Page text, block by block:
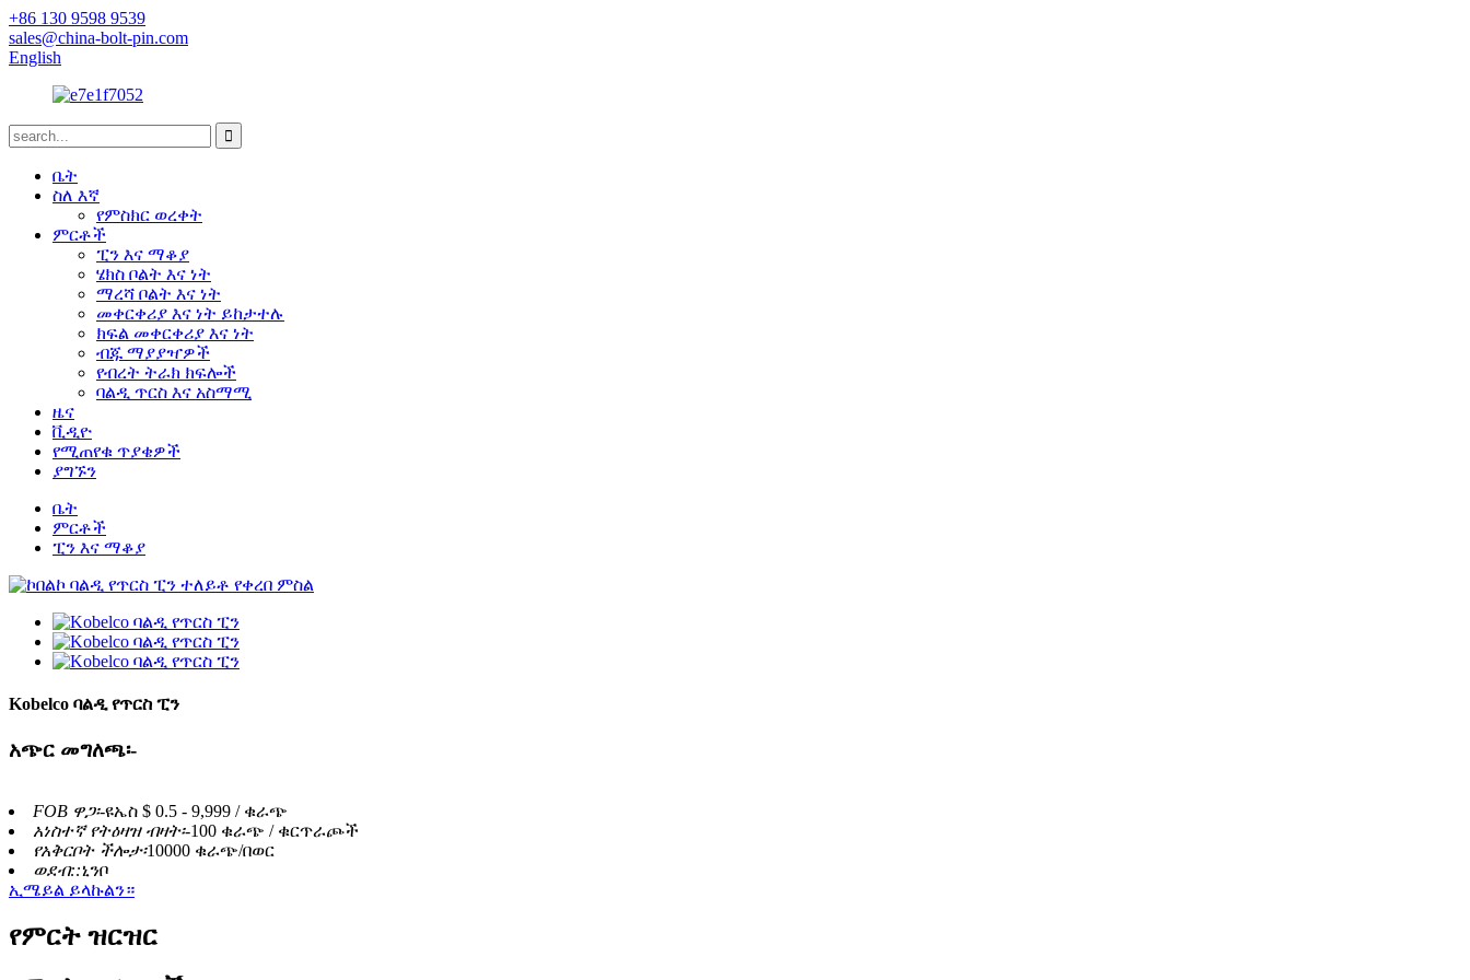
+86 130 9598 9539
sales@china-bolt-pin.com
English
ቤት
ስለ እኛ
የምስክር ወረቀት
ምርቶች
ፒን እና ማቆያ
ሄክስ ቦልት እና ነት
ማረሻ ቦልት እና ነት
መቀርቀሪያ እና ነት ይከታተሉ
ክፍል መቀርቀሪያ እና ነት
ብጁ ማያያዣዎች
የብረት ትራክ ክፍሎች
ባልዲ ጥርስ እና አስማሚ
ዜና
ቪዲዮ
የሚጠየቁ ጥያቄዎች
ያግኙን
ቤት
ምርቶች
ፒን እና ማቆያ
Kobelco ባልዲ የጥርስ ፒን
አጭር መግለጫ፡-
FOB ዋጋ፡-ዩኤስ $ 0.5 - 9,999 / ቁራጭ
አነስተኛ የትዕዛዝ ብዛት፡-100 ቁራጭ / ቁርጥራጮች
የአቅርቦት ችሎታ፡10000 ቁራጭ/በወር
ወደብ::ኒንቦ
ኢሜይል ይላኩልን።
የምርት ዝርዝር